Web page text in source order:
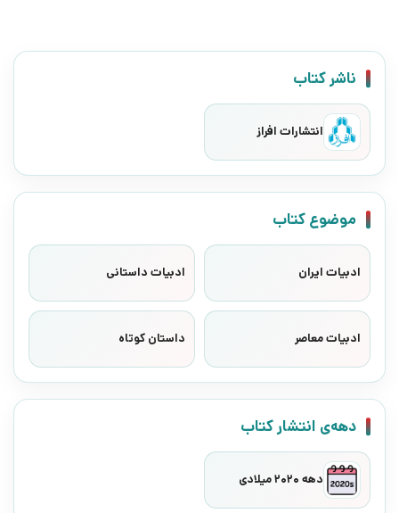
ناشر کتاب
انتشارات افراز
موضوع کتاب
ادبیات ایران ادبیات داستانی
ادبیات معاصر داستان کوتاه
دهه‌ی انتشار کتاب
دهه 2020 میلادی